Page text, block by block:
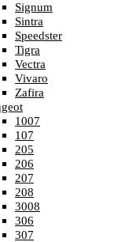
Signum
Sintra
Speedster
Tigra
Vectra
Vivaro
Zafira
1007
107
205
206
207
208
3008
306
307